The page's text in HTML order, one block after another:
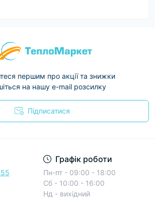
першим про акції та знижки
на нашу e-mail розсилку
Підписатися
Графік роботи
Пн-пт - 09:00 - 18:00
Сб - 10:00 - 16:00
Нд - вихідний